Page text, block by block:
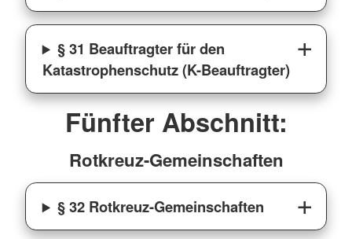
§ 31 Beauftragter für den
Katastrophenschutz (K-Beauftragter)
Fünfter Abschnitt:
Rotkreuz-Gemeinschaften
§ 32 Rotkreuz-Gemeinschaften